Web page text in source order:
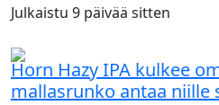
Julkaistu 9 päivää sitten
Horn Hazy IPA kulkee
mallasrunko antaa niille